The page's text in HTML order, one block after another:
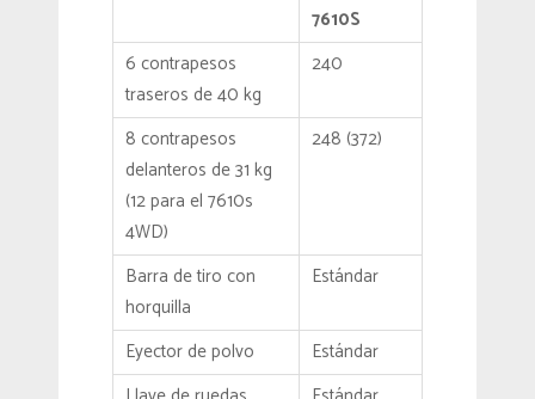
7610S
6 contrapesos
traseros de 40 kg
240
8 contrapesos
delanteros de 31 kg
(12 para el 7610s
4WD)
248 (372)
Barra de tiro con
horquilla
Estándar
Eyector de polvo
Estándar